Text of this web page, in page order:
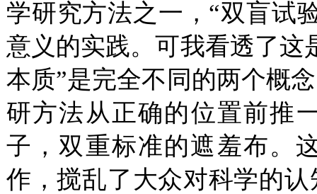
学研究方法之一，“双盲试
意义的实践。可我看透了这
本质”是完全不同的两个概
研方法从正确的位置前推
子，双重标准的遮羞布。
作，搅乱了大众对科学的